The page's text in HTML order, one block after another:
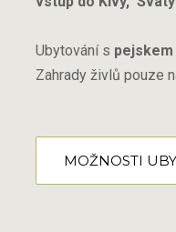
Ubytování s pejskem
Zahrady živlů pouze
MOŽNOSTI